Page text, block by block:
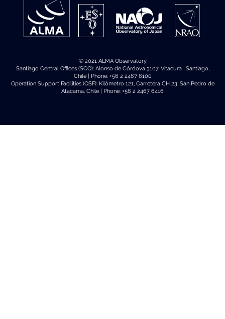
© 2021 ALMA Observatory
Santiago Central Offices (SCO): Alonso de Córdova 3107, Vitacura , Santiago,
Chile | Phone: +56 2 2467 6100
Operation Support Facilities (OSF): Kilómetro 121, Carretera CH 23, San Pedro de
Atacama, Chile | Phone: +56 2 2467 6416